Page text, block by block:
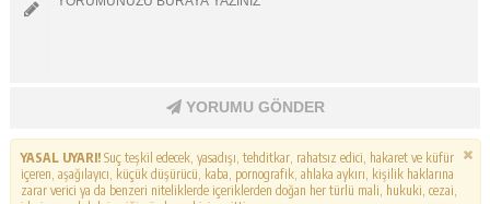
YORUMU GÖNDER
YASAL UYARI!Suç teşkil edecek, yasadışı, tehditkar, rahatsız edici, hakaret ve küfür
içeren, aşağılayıcı, küçük düşürücü, kaba, pornografik, ahlaka aykırı, kişilik haklarına
zarar verici ya da benzeri niteliklerde içeriklerden doğan her türlü mali, hukuki, cezai,